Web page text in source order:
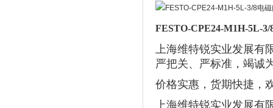
FESTO-CPE24-M1H-5L-
上海维特锐实业发展有
严把关、严标准，竭诚
价格实惠，货期快捷，
上海维特锐实业发展有